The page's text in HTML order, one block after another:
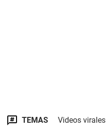
TEMAS Videos virales